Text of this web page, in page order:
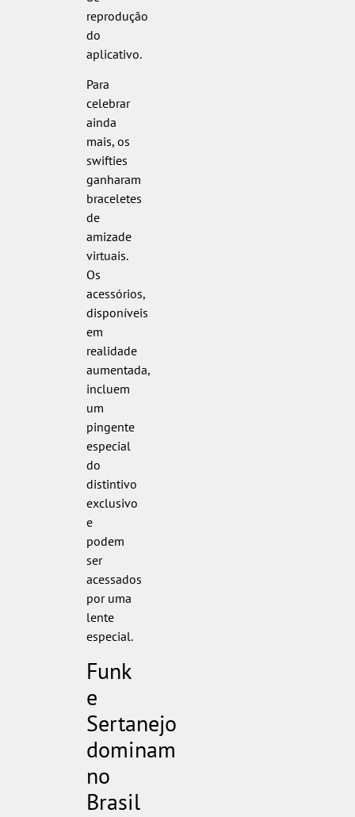
reprodução
do
aplicativo.
Para
celebrar
ainda
mais, os
swifties
ganharam
braceletes
de
amizade
virtuais.
Os
acessórios,
disponíveis
em
realidade
aumentada,
incluem
um
pingente
especial
do
distintivo
exclusivo
e
podem
ser
acessados
por uma
lente
especial.
Funk
e
Sertanejo
dominam
no
Brasil